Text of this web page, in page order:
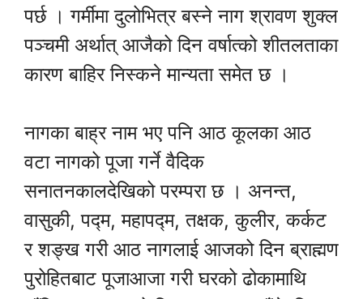
पर्छ । गर्मीमा दुलोभित्र बस्ने नाग श्रावण शुक्ल
पञ्चमी अर्थात् आजैको दिन वर्षात्को शीतलताका
कारण बाहिर निस्कने मान्यता समेत छ ।
नागका बाह्र नाम भए पनि आठ कूलका आठ
वटा नागको पूजा गर्ने वैदिक
सनातनकालदेखिको परम्परा छ । अनन्त,
वासुकी, पद्म, महापद्म, तक्षक, कुलीर, कर्कट
र शङ्ख गरी आठ नागलाई आजको दिन ब्राह्मण
पुरोहितबाट पूजाआजा गरी घरको ढोकामाथि